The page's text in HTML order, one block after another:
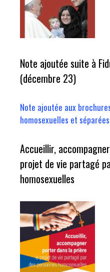
Note ajoutée suite à
(décembre 23)
Note ajoutée aux
homosexuelles et
Accueillir,
projet de vie partagé
homosexuelles